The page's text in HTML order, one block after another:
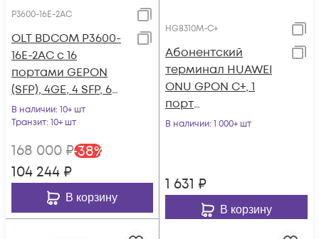
P3600-16E-2AC
OLT BDCOM P3600-
16E-2AC с 16
портами GEPON
(SFP), 4GE, 4 SFP, 6
SFP+, 2*AC
В наличии: 10+ шт
Транзит: 10+ шт
168 000 ₽-38%
104 244 ₽
В корзину
HG8310M-C+
Абонентский
терминал HUAWEI
ONU GPON C+, 1
порт
10/100/1000Base-T
В наличии: 1 000+ шт
1 631 ₽
В корзину